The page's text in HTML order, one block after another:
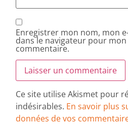
Enregistrer mon nom, mon
dans le navigateur pour
commentaire.
Ce site utilise Akismet pour
indésirables. En savoir plus
données de vos